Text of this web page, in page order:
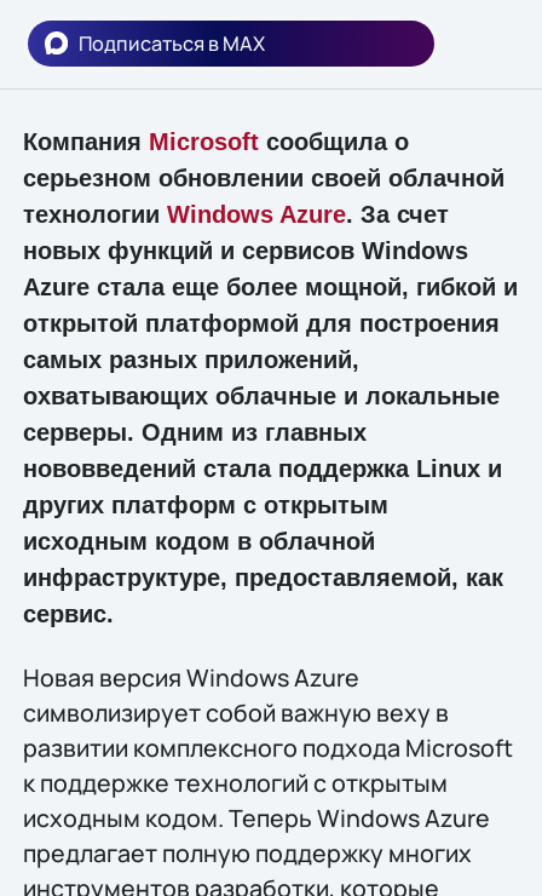
Подписаться в MAX
Компания Microsoftсообщила о
серьезном обновлении своей облачной
технологии Windows Azure. За счет
новых функций и сервисов Windows
Azure стала еще более мощной, гибкой и
открытой платформой для построения
самых разных приложений,
охватывающих облачные и локальные
серверы. Одним из главных
нововведений стала поддержка Linux и
других платформ с открытым
исходным кодом в облачной
инфраструктуре, предоставляемой, как
сервис.
Новая версия Windows Azure
символизирует собой важную веху в
развитии комплексного подхода Microsoft
к поддержке технологий с открытым
исходным кодом. Теперь Windows Azure
предлагает полную поддержку многих
инструментов разработки, которые